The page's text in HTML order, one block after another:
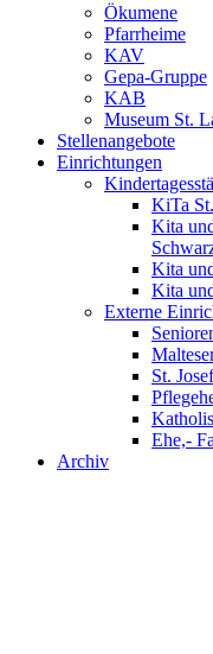
Ökumene
Pfarrheime
KAV
Gepa-Gruppe
KAB
Museum St.
Stellenangebote
Einrichtungen
KiTa
Kita
Kita
Kita
Externe
St.
Ehe,-
Archiv